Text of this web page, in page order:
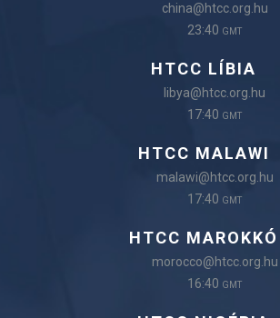
china@htcc.org.hu
23:40 GMT
HTCC LÍBIA
libya@htcc.org.hu
17:40 GMT
HTCC MALAWI
malawi@htcc.org.hu
17:40 GMT
HTCC MAROKKÓ
morocco@htcc.org.hu
16:40 GMT